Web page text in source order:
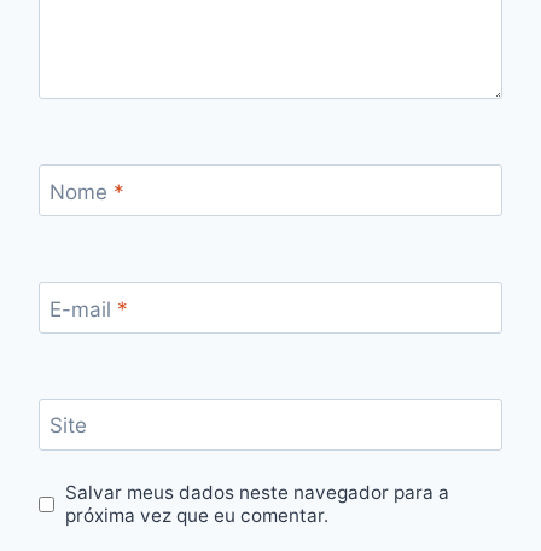
Nome *
E-mail *
Site
Salvar meus dados neste navegador para a
próxima vez que eu comentar.